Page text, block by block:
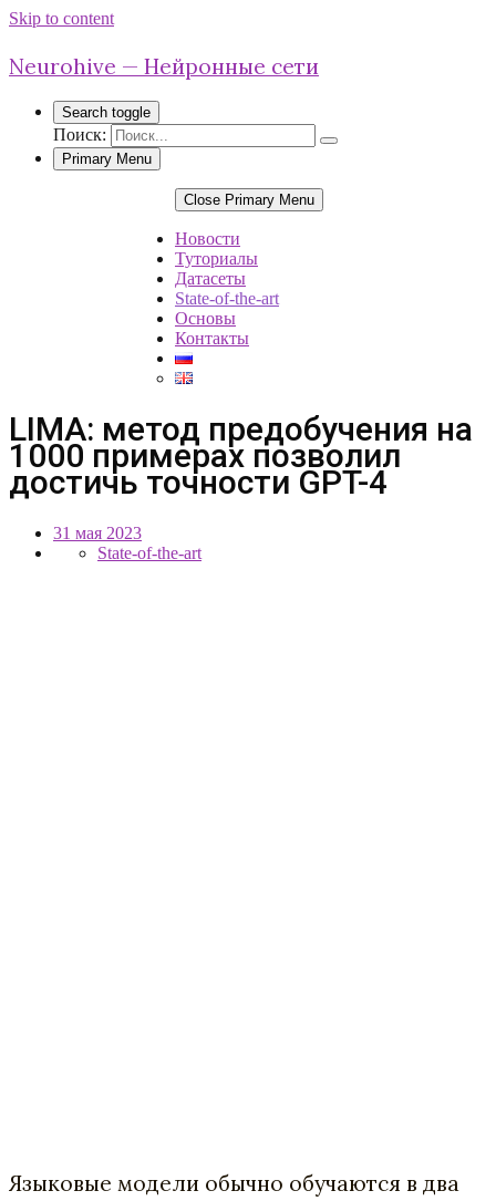
Skip to content
Neurohive — Нейронные сети
Search toggle
Поиск:
Primary Menu
Close Primary Menu
Новости
Туториалы
Датасеты
State-of-the-art
Основы
Контакты
LIMA: метод предобучения на
1000 примерах позволил
достичь точности GPT-4
31 мая 2023
State-of-the-art
Языковые модели обычно обучаются в два